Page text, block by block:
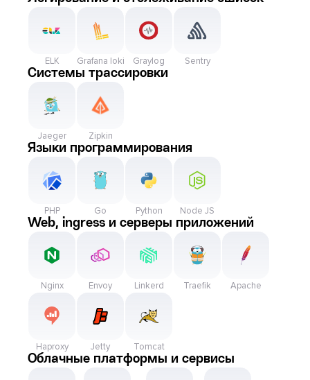
ELK Grafana loki Graylog Sentry
Системы трассировки
Jaeger Zipkin
Языки программирования
PHP Go Python Node JS
Web, ingress и серверы приложений
Nginx Envoy Linkerd Traefik Apache
Haproxy Jetty Tomcat
Облачные платформы и сервисы